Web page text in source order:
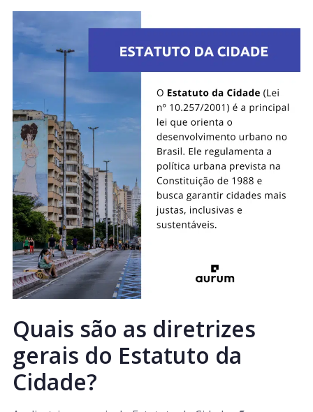
Quais são as diretrizes
gerais do Estatuto da
Cidade?